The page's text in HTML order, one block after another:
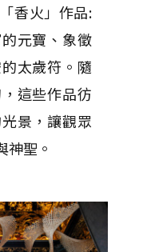
香火」作品:
元寶、象徵
太歲符。隨
這些作品彷
景，讓觀眾
神聖。